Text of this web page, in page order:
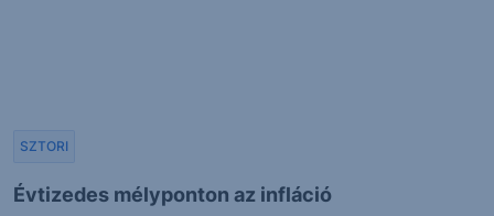
Évtizedes mélyponton az infláció
SZTORI